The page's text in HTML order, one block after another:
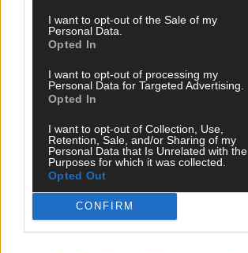
I want to opt-out of the Sale of my
Personal Data.
Opted In
I want to opt-out of processing my
Personal Data for Targeted Advertising.
Opted In
I want to opt-out of Collection, Use,
Retention, Sale, and/or Sharing of my
Personal Data that Is Unrelated with the
Purposes for which it was collected.
Opted Out
CONFIRM
Eurovision
FLASH – DAS VIDEOPORTAL
ÜBER UNS
Unternehmensporträt
Ehtikrichtlinie & Faktencheck